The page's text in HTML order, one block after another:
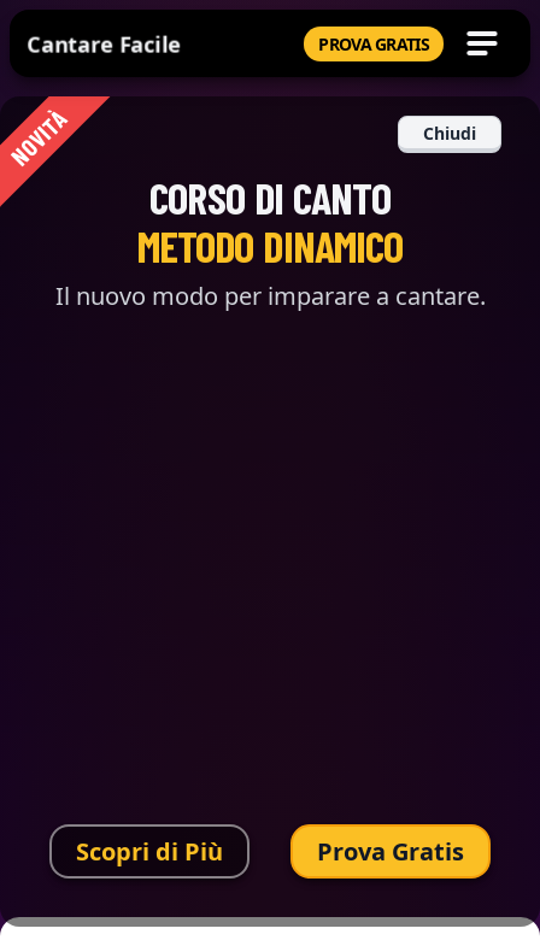
Cantare Facile PROVA GRATIS
NOVITÀ
CORSO DI CANTO
METODO DINAMICO
Il nuovo modo per imparare a cantare.
Scopri di Più Prova Gratis
Chiudi